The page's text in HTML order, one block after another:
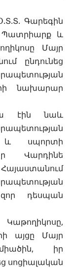
Գարեգին
Պատրիարք և
Մայր
ընդունեց
նախարար
էին նաև
և սպորտի
Վարդինե
դեսպան
այցը Մայր
իր
սոցիալական